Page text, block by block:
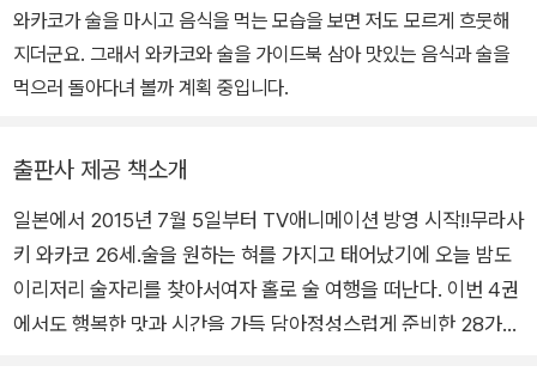
와카코가 술을 마시고 음식을 먹는 모습을 보면 저도 모르게 흐뭇해
지더군요. 그래서 와카코와 술을 가이드북 삼아 맛있는 음식과 술을
먹으러 돌아다녀 볼까 계획 중입니다.
출판사 제공 책소개
일본에서 2015년 7월 5일부터 TV애니메이션 방영 시작!!무라사
키 와카코 26세.술을 원하는 혀를 가지고 태어났기에 오늘 밤도
이리저리 술자리를 찾아서여자 홀로 술 여행을 떠난다. 이번 4권
에서도 행복한 맛과 시간을 가득 담아정성스럽게 준비한 28가지